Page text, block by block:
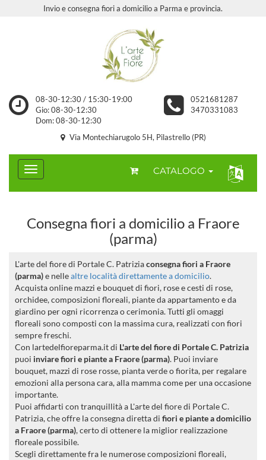
Invio e consegna fiori a domicilio a Parma e provincia.
08-30-12:30 / 15:30-19:00
Gio: 08-30-12:30
Dom: 08-30-12:30
0521681287
3470331083
Via Montechiarugolo 5H, Pilastrello (PR)
CATALOGO
Consegna fiori a domicilio a Fraore
(parma)
L'arte del fiore di Portale C. Patriziaconsegna fiori a Fraore
(parma)e nellealtre località direttamente a domicilio.
Acquista online mazzi e bouquet di fiori, rose e cesti di rose,
orchidee, composizioni floreali, piante da appartamento e da
giardino per ogni ricorrenza o cerimonia. Tutti gli omaggi
floreali sono composti con la massima cura, realizzati con fiori
sempre freschi.
Con lartedelfioreparma.it di L'arte del fiore di Portale C. Patrizia
puoi inviare fiori e piante a Fraore (parma). Puoi inviare
bouquet, mazzi di rose rosse, pianta verde o fiorita, per regalare
emozioni alla persona cara, alla mamma come per una occasione
importante.
Puoi affidarti con tranquillità a L'arte del fiore di Portale C.
Patrizia, che offre la consegna diretta di fiori e piante a domicilio
a Fraore (parma), certo di ottenere la miglior realizzazione
floreale possibile.
Scegli direttamente fra le numerose composizioni floreali,